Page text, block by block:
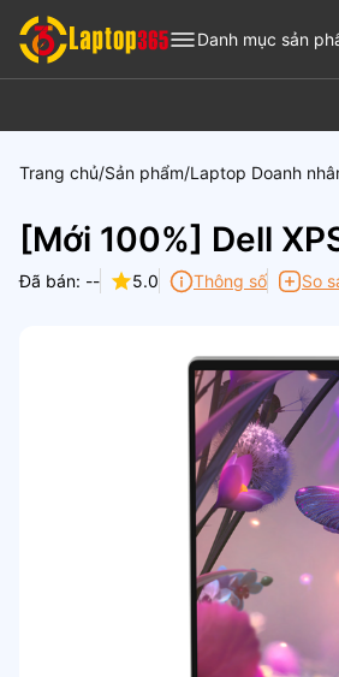
Danh mục sản
Trang chủ Sản phẩm Laptop Doanh
[Mới 100%] Dell
Đã bán: -- 5.0 Thông số So